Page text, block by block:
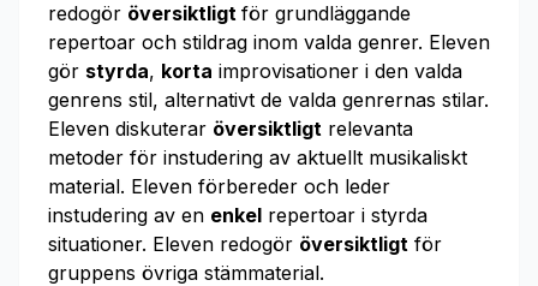
redogör översiktligt för grundläggande
repertoar och stildrag inom valda genrer. Eleven
gör styrda, korta improvisationer i den valda
genrens stil, alternativt de valda genrernas stilar.
Eleven diskuterar översiktligt relevanta
metoder för instudering av aktuellt musikaliskt
material. Eleven förbereder och leder
instudering av en enkel repertoar i styrda
situationer. Eleven redogör översiktligt för
gruppens övriga stämmaterial.